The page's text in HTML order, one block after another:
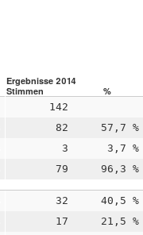
Ergebnisse 2014
Stimmen %
142
82 57,7 %
3 3,7 %
79 96,3 %
32 40,5 %
17 21,5 %